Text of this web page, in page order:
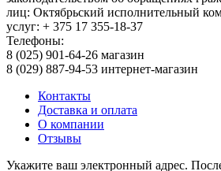
лиц: Октябрьский исполнительный
услуг: + 375 17 355-18-37
Телефоны:
8 (025) 901-64-26 магазин
8 (029) 887-94-53 интернет-магазин
Контакты
Доставка и оплата
О компании
Отзывы
Укажите ваш электронный адрес.